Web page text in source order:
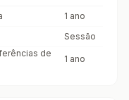
1 ano
Sessão
de
1 ano